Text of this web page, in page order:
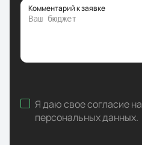
Комментарий к заявке
Я даю свое согласие на
персональных данных.